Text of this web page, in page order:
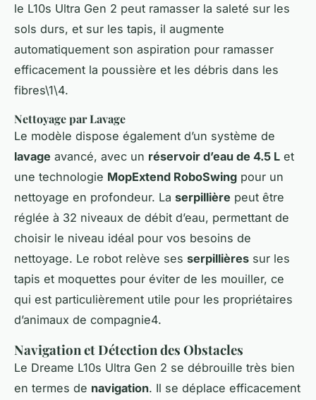
le L10s Ultra Gen 2 peut ramasser la saleté sur les
sols durs, et sur les tapis, il augmente
automatiquement son aspiration pour ramasser
efficacement la poussière et les débris dans les
fibres\1\4.
Nettoyage par Lavage
Le modèle dispose également d’un système de
lavage avancé, avec un réservoir d’eau de 4.5 L et
une technologie MopExtend RoboSwing pour un
nettoyage en profondeur. La serpillière peut être
réglée à 32 niveaux de débit d’eau, permettant de
choisir le niveau idéal pour vos besoins de
nettoyage. Le robot relève ses serpillières sur les
tapis et moquettes pour éviter de les mouiller, ce
qui est particulièrement utile pour les propriétaires
d’animaux de compagnie4.
Navigation et Détection des Obstacles
Le Dreame L10s Ultra Gen 2 se débrouille très bien
en termes de navigation. Il se déplace efficacement